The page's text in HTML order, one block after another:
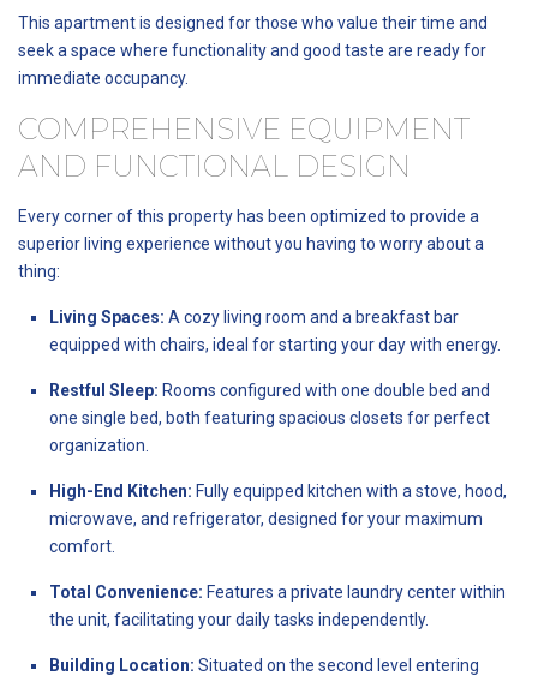
This apartment is designed for those who value their time and
seek a space where functionality and good taste are ready for
immediate occupancy.
COMPREHENSIVE EQUIPMENT
AND FUNCTIONAL DESIGN
Every corner of this property has been optimized to provide a
superior living experience without you having to worry about a
thing:
Living Spaces: A cozy living room and a breakfast bar
equipped with chairs, ideal for starting your day with energy.
Restful Sleep: Rooms configured with one double bed and
one single bed, both featuring spacious closets for perfect
organization.
High-End Kitchen: Fully equipped kitchen with a stove, hood,
microwave, and refrigerator, designed for your maximum
comfort.
Total Convenience: Features a private laundry center within
the unit, facilitating your daily tasks independently.
Building Location: Situated on the second level entering